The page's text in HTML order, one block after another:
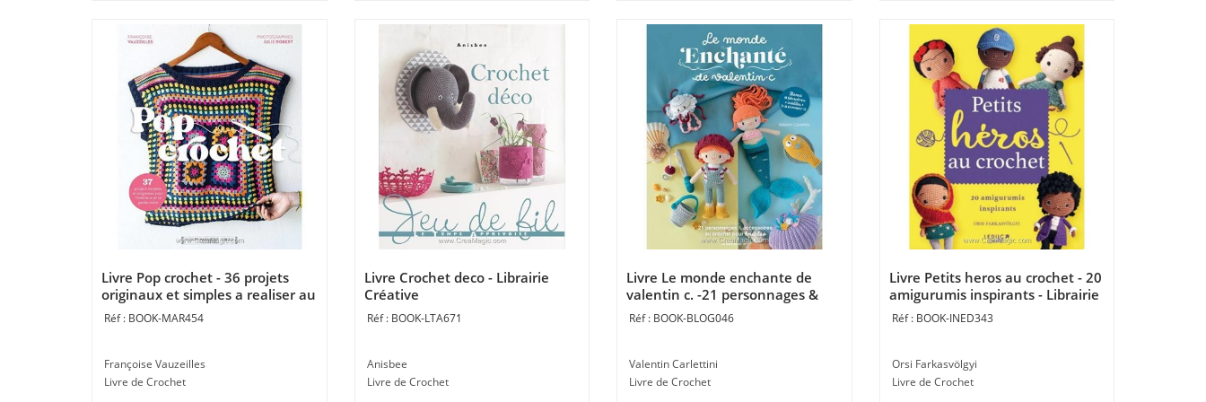
Livre Pop crochet - 36 projets
originaux et simples a realiser au
crochet - Librairie Créative
BOOK-MAR454
Françoise Vauzeilles
Livre de Crochet
Livre Crochet deco - Librairie
Créative
BOOK-LTA671
Anisbee
Livre de Crochet
Livre Le monde enchante de
valentin c. -21 personnages &
access. au crochet - Librairie
Créative
BOOK-BLOG046
Valentin Carlettini
Livre de Crochet
Livre Petits heros au crochet - 20
amigurumis inspirants - Librairie
CréativeBOOK-INED343
Orsi Farkasvölgyi
Livre de Crochet